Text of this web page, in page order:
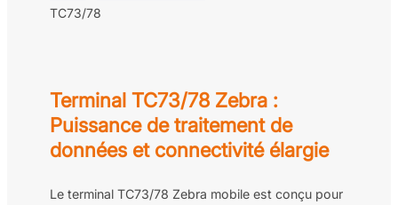
TC73/78
Terminal TC73/78 Zebra :
Puissance de traitement de
données et connectivité élargie
Le terminal TC73/78 Zebra mobile est conçu pour